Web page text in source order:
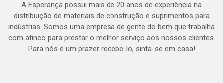
A Esperança possui mais de 20 anos de experiência na
distribuição de materiais de construção e suprimentos para
indústrias. Somos uma empresa de gente do bem que trabalha
com afinco para prestar o melhor serviço aos nossos clientes.
Para nós é um prazer recebe-lo, sinta-se em casa!